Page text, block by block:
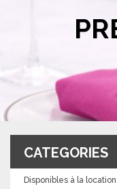
CATEGORIES
Disponibles à la location